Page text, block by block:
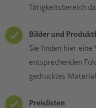
Tätigkeitsbereich
Bilder und
Sie finden hier eine
entsprechenden
gedrucktes
Preislisten